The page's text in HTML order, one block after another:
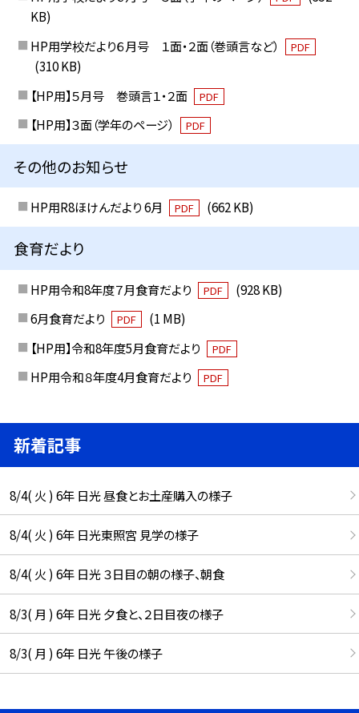
KB)
HP用学校だより６月号 １面・２面（巻頭言など）
PDF
(310 KB)
【HP用】５月号 巻頭言１・２面
PDF
【HP用】３面（学年のページ） PDF
その他のお知らせ
HP用R8ほけんだより 6月 PDF (662 KB)
食育だより
HP用令和8年度７月食育だより PDF
(928 KB)
6月食育だより
PDF
(1 MB)
【HP用】令和8年度5月食育だより
PDF
HP用令和８年度4月食育だより PDF
新着記事
8/4( 火 ) 6年 日光 昼食とお土産購入の様子
8/4( 火 ) 6年 日光東照宮 見学の様子
8/4( 火 ) 6年 日光 ３日目の朝の様子、朝食
8/3( 月 ) 6年 日光 夕食と、２日目夜の様子
8/3( 月 ) 6年 日光 午後の様子